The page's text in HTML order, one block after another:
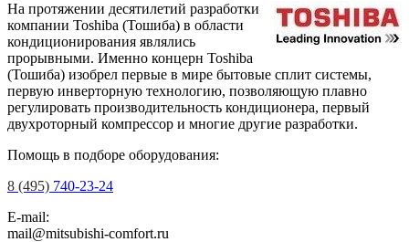
На протяжении десятилетий разработки
компании Toshiba (Тошиба) в области
кондиционирования являлись
прорывными. Именно концерн Toshiba
(Тошиба) изобрел первые в мире бытовые сплит системы,
первую инверторную технологию, позволяющую плавно
регулировать производительность кондиционера, первый
двухроторный компрессор и многие другие разработки.
Помощь в подборе оборудования:
8 (495) 740-23-24
E-mail:
mail@mitsubishi-comfort.ru